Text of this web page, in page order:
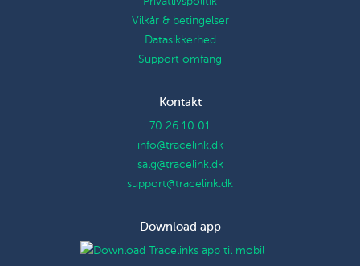
Vilkår & betingelser
Datasikkerhed
Support omfang
Kontakt
70 26 10 01
info@tracelink.dk
salg@tracelink.dk
support@tracelink.dk
Download app